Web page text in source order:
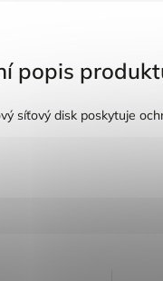
popis
síťový disk poskytuje